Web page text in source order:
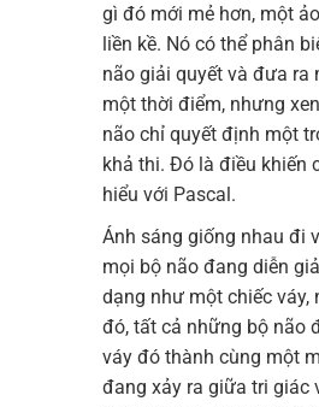
gì đó mới mẻ hơn, một
liền kề. Nó có thể phân
não giải quyết và đưa ra
một thời điểm, nhưng
não chỉ quyết định một
khả thi. Đó là điều khiến
hiểu với Pascal.
Ánh sáng giống nhau đi
mọi bộ não đang diễn
dạng như một chiếc váy,
đó, tất cả những bộ não
váy đó thành cùng một
đang xảy ra giữa tri giác